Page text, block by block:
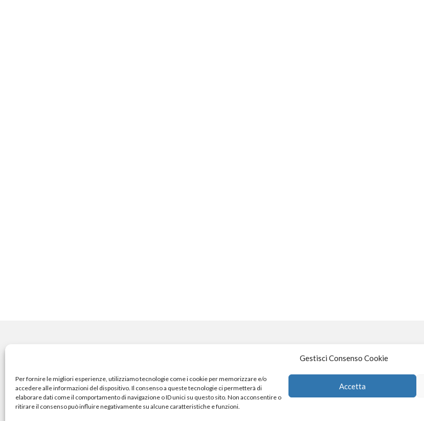
Gestisci Consenso Cookie
Per fornire le migliori esperienze, utilizziamo tecnologie come i cookie per memorizzare e/o
accedere alle informazioni del dispositivo. Il consenso a queste tecnologie ci permetterà di
elaborare dati come il comportamento di navigazione o ID unici su questo sito. Non acconsentire o
ritirare il consenso può influire negativamente su alcune caratteristiche e funzioni.
Accetta
© TheArchitecturalPost 2024